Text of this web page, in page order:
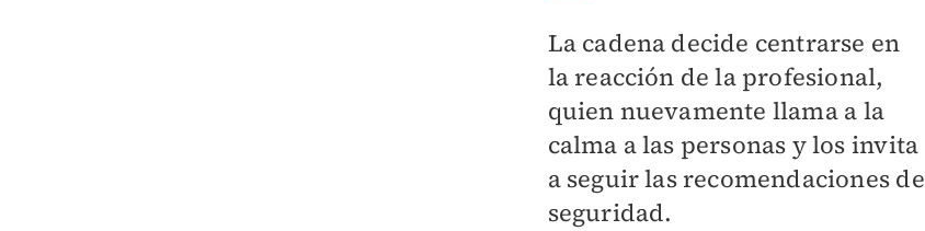
La cadena decide centrarse en
la reacción de la profesional,
quien nuevamente llama a la
calma a las personas y los invita
a seguir las recomendaciones de
seguridad.